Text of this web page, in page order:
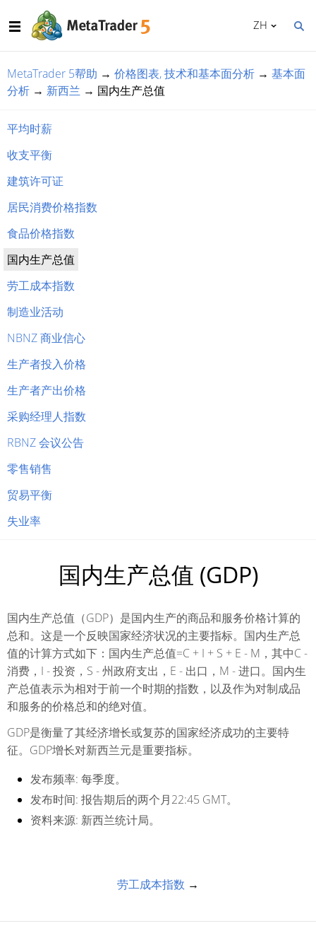
ZH
MetaTrader 5帮助 → 价格图表, 技术和基本面分析 → 基本面
分析 → 新西兰 → 国内生产总值
平均时薪
收支平衡
建筑许可证
居民消费价格指数
食品价格指数
国内生产总值
劳工成本指数
制造业活动
NBNZ 商业信心
生产者投入价格
生产者产出价格
采购经理人指数
RBNZ 会议公告
零售销售
贸易平衡
失业率
国内生产总值 (GDP)
国内生产总值（GDP）是国内生产的商品和服务价格计算的
总和。这是一个反映国家经济状况的主要指标。国内生产总
值的计算方式如下：国内生产总值=C + I + S + E - M，其中С -
消费，I - 投资，S - 州政府支出，E - 出口，M - 进口。国内生
产总值表示为相对于前一个时期的指数，以及作为对制成品
和服务的价格总和的绝对值。
GDP是衡量了其经济增长或复苏的国家经济成功的主要特
征。GDP增长对新西兰元是重要指标。
发布频率: 每季度。
发布时间: 报告期后的两个月22:45 GMT。
资料来源: 新西兰统计局。
劳工成本指数 →